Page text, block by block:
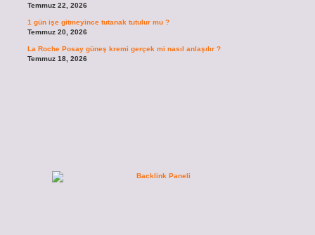
Temmuz 22, 2026
1 gün işe gitmeyince tutanak tutulur mu ?
Temmuz 20, 2026
La Roche Posay güneş kremi gerçek mi nasıl anlaşılır ?
Temmuz 18, 2026